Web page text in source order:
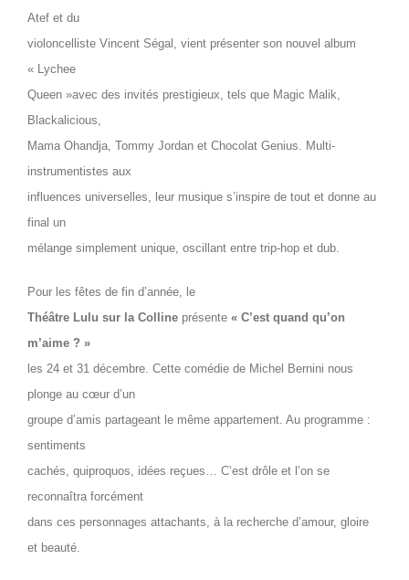
Atef et du
violoncelliste Vincent Ségal, vient présenter son nouvel album
« Lychee
Queen »avec des invités prestigieux, tels que Magic Malik,
Blackalicious,
Mama Ohandja, Tommy Jordan et Chocolat Genius. Multi-
instrumentistes aux
influences universelles, leur musique s’inspire de tout et donne au
final un
mélange simplement unique, oscillant entre trip-hop et dub.
Pour les fêtes de fin d’année, le
Théâtre Lulu sur la Colline présente « C’est quand qu’on
m’aime ? »
les 24 et 31 décembre. Cette comédie de Michel Bernini nous
plonge au cœur d’un
groupe d’amis partageant le même appartement. Au programme :
sentiments
cachés, quiproquos, idées reçues… C’est drôle et l’on se
reconnaîtra forcément
dans ces personnages attachants, à la recherche d’amour, gloire
et beauté.